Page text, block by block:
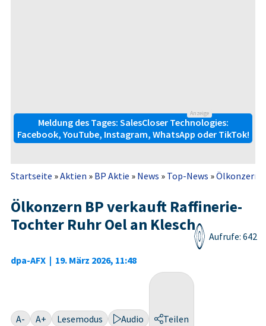
Anzeige
Meldung des Tages: SalesCloser Technologies:
Facebook, YouTube, Instagram, WhatsApp oder TikTok!
Startseite »Aktien » BP Aktie » News » Top-News »Ölkonzern
Ölkonzern BP verkauft Raffinerie-
Tochter Ruhr Oel an Klesch
dpa-AFX | 19. März 2026, 11:48
Aufrufe: 642
A- A+ Lesemodus Audio Teilen